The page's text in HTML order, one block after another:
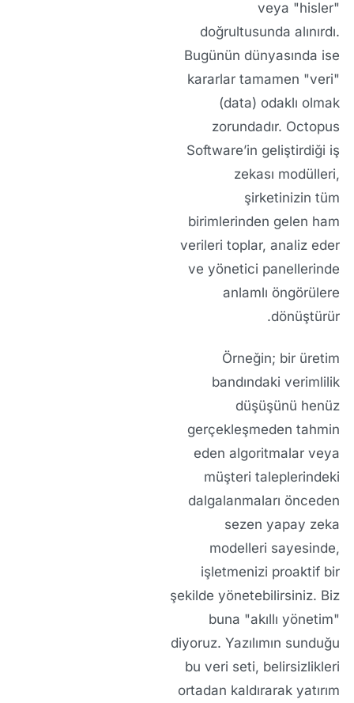
veya "hisler"
doğrultusunda alınırdı.
Bugünün dünyasında ise
kararlar tamamen "veri"
(data) odaklı olmak
zorundadır. Octopus
Software’in geliştirdiği iş
zekası modülleri,
şirketinizin tüm
birimlerinden gelen ham
verileri toplar, analiz eder
ve yönetici panellerinde
anlamlı öngörülere
dönüştürür.
Örneğin; bir üretim
bandındaki verimlilik
düşüşünü henüz
gerçekleşmeden tahmin
eden algoritmalar veya
müşteri taleplerindeki
dalgalanmaları önceden
sezen yapay zeka
modelleri sayesinde,
işletmenizi proaktif bir
şekilde yönetebilirsiniz. Biz
buna "akıllı yönetim"
diyoruz. Yazılımın sunduğu
bu veri seti, belirsizlikleri
ortadan kaldırarak yatırım